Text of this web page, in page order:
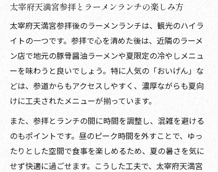
太宰府天満宮参拝とラーメンランチの楽しみ方
太宰府天満宮参拝後のラーメンランチは、観光のハイラ
イトの一つです。参拝で心を清めた後は、近隣のラーメ
ン店で地元の豚骨醤油ラーメンや夏限定の冷やしメニュ
ーを味わうと良いでしょう。特に人気の「おいげん」な
どは、参道からもアクセスしやすく、濃厚ながらも夏向
けに工夫されたメニューが揃っています。
また、参拝とランチの間に時間を調整し、混雑を避ける
のもポイントです。昼のピーク時間を外すことで、ゆっ
たりとした空間で食事を楽しめるため、夏の暑さを気に
せず快適に過ごせます。こうした工夫で、太宰府天満宮